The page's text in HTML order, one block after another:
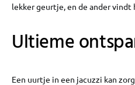
lekker geurtje, en de ander vindt
Ultieme
Een uurtje in een jacuzzi kan